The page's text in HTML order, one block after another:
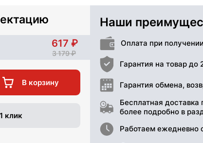
617
3 179
В корзину
клик
Наши
Оплата при получении
Гарантия на товар до
Гарантия обмена,
Бесплатная доставка
более подробно в
Работаем ежедневно